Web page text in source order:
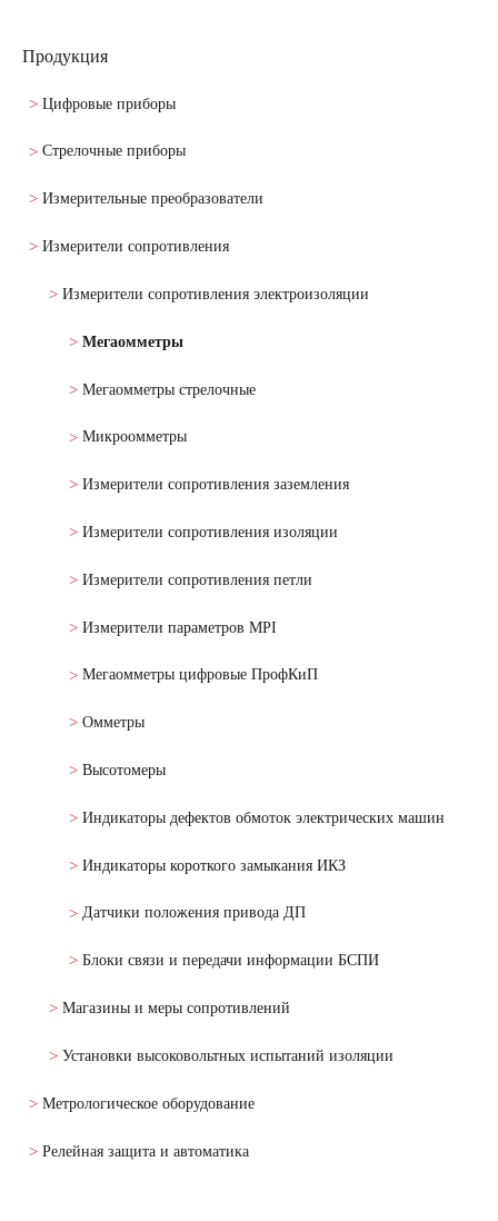
Продукция
Цифровые приборы
Стрелочные приборы
Измерительные преобразователи
Измерители сопротивления
Измерители сопротивления электроизоляции
Мегаомметры
Мегаомметры стрелочные
Микроомметры
Измерители сопротивления заземления
Измерители сопротивления изоляции
Измерители сопротивления петли
Измерители параметров MPI
Мегаомметры цифровые ПрофКиП
Омметры
Высотомеры
Индикаторы дефектов обмоток электрических машин
Индикаторы короткого замыкания ИКЗ
Датчики положения привода ДП
Блоки связи и передачи информации БСПИ
Магазины и меры сопротивлений
Установки высоковольтных испытаний изоляции
Метрологическое оборудование
Релейная защита и автоматика